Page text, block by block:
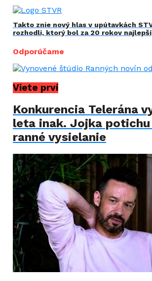
Takto znie nový hlas v upútavkách
rozhodli, ktorý bol za 20 rokov najlepší
Odporúčame
Viete prví
Konkurencia Telerána
leta inak. Jojka
ranné vysielanie